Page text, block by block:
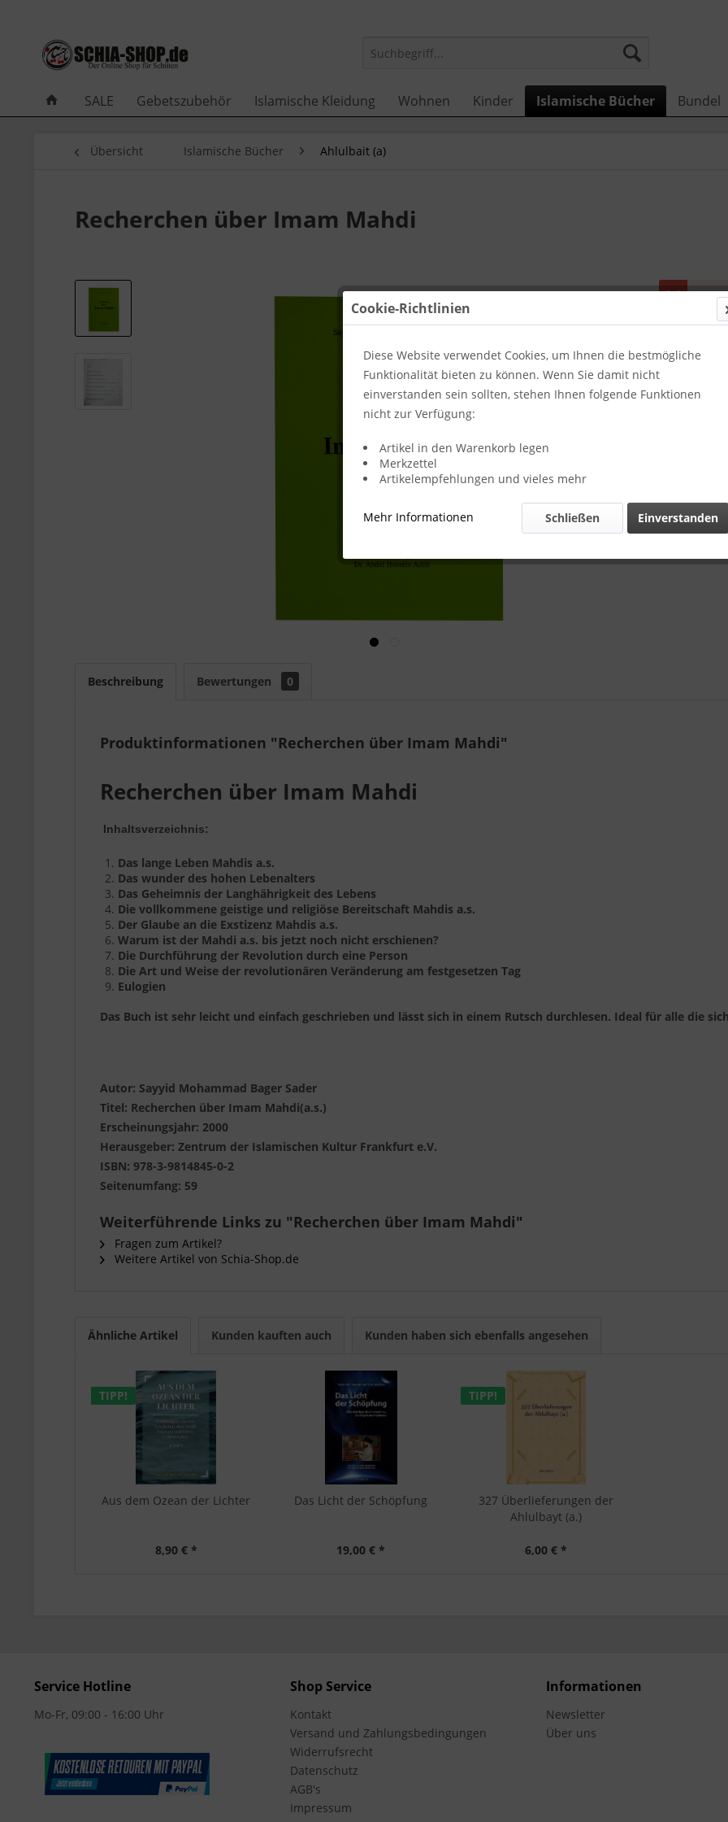
SALE Gebetszubehör Islamische Kleidung Wohnen Kinder Islamische Bücher Bundel
Übersicht Islamische Bücher Ahlulbait (a)
Recherchen über Imam Mahdi
7,90
inkl. MwSt.
Lieferzeit
Beschreibung Bewertungen 0
Produktinformationen "Recherchen über Imam Mahdi"
Recherchen über Imam Mahdi
Inhaltsverzeichnis:
Das lange Leben Mahdis a.s.
Das wunder des hohen Lebenalters
Das Geheimnis der Langhährigkeit des Lebens
Die vollkommene geistige und religiöse Bereitschaft Mahdis a.s.
Der Glaube an die Exstizenz Mahdis a.s.
Warum ist der Mahdi a.s. bis jetzt noch nicht erschienen?
Die Durchführung der Revolution durch eine Person
Die Art und Weise der revolutionären Veränderung am festgesetzen Tag
Eulogien
Das Buch ist sehr leicht und einfach geschrieben und lässt sich in einem Rutsch durchlesen. Ideal für alle die
Autor: Sayyid Mohammad Bager Sader
Titel: Recherchen über Imam Mahdi(a.s.)
Erscheinungsjahr: 2000
Herausgeber: Zentrum der Islamischen Kultur Frankfurt e.V.
ISBN: 978-3-9814845-0-2
Seitenumfang: 59
Weiterführende Links zu "Recherchen über Imam Mahdi"
Fragen zum Artikel?
Weitere Artikel von Schia-Shop.de
Ähnliche Artikel Kunden kauften auch Kunden haben sich ebenfalls angesehen
TIPP!
Aus dem Ozean der Lichter
8,90 € *
Das Licht der Schöpfung
19,00 € *
TIPP!
327 Überlieferungen der
Ahlulbayt (a.)
6,00 € *
Service Hotline
Mo-Fr, 09:00 - 16:00 Uhr
Shop Service
Kontakt
Versand und Zahlungsbedingungen
Widerrufsrecht
Datenschutz
AGB's
Impressum
Informationen
Newsletter
Über uns
Cookie-Richtlinien
Diese Website verwendet Cookies, um Ihnen die bestmögliche
Funktionalität bieten zu können. Wenn Sie damit nicht
einverstanden sein sollten, stehen Ihnen folgende Funktionen
nicht zur Verfügung:
Artikel in den Warenkorb legen
Merkzettel
Artikelempfehlungen und vieles mehr
Mehr Informationen Einverstanden
Schließen